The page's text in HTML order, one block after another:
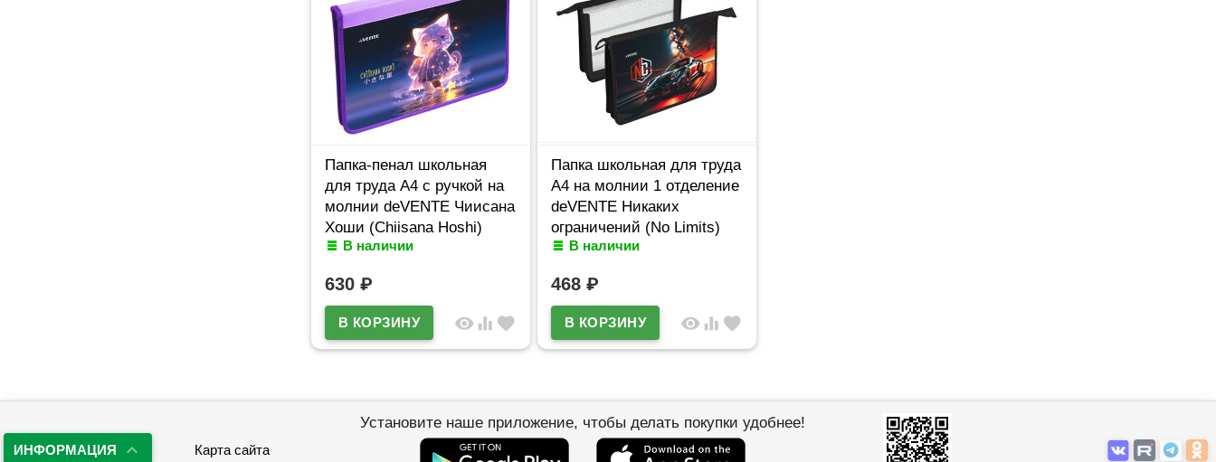
Папка-пенал школьная
для труда А4 с ручкой на
молнии deVENTE Чиисана
Хоши (Chiisana Hoshi)
арт.8057570
В наличии
630 ₽
visibility equalizer favorite
Папка школьная для труда
А4 на молнии 1 отделение
deVENTE Никаких
ограничений (No Limits)
арт.8057556
В наличии
468 ₽
visibility equalizer favorite
ИНФОРМАЦИЯ Карта сайта
Установите наше приложение, чтобы делать покупки удобнее!